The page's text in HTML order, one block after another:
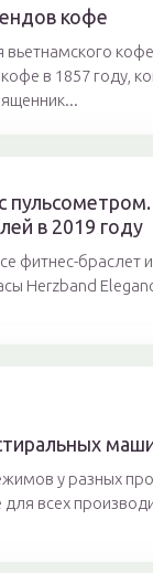
кофе
вьетнамского
в 1857 году,
в 2019 году
фитнес-браслет
Herzband
у разных
для всех